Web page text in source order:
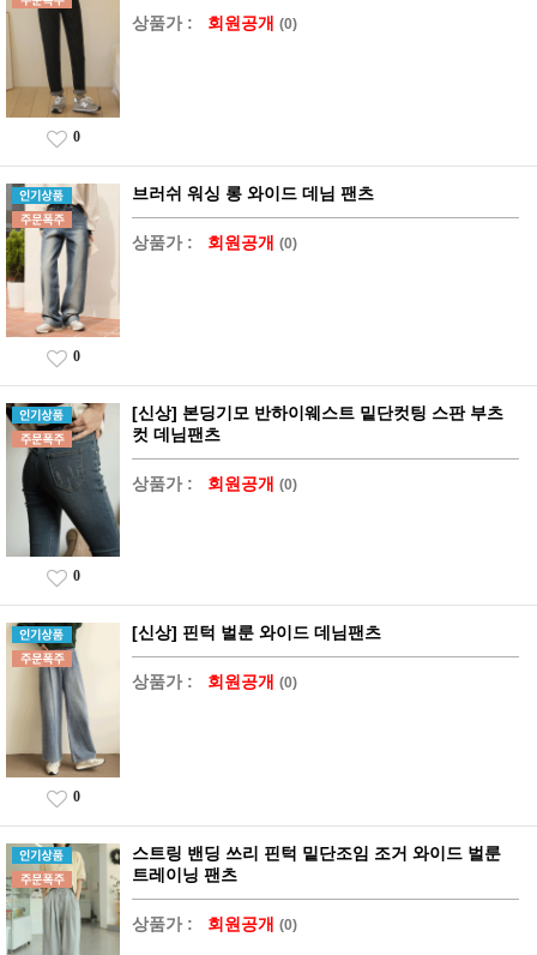
상품가 : 회원공개 (0)
0
브러쉬 워싱 롱 와이드 데님 팬츠
상품가 : 회원공개 (0)
0
[신상] 본딩기모 반하이웨스트 밑단컷팅 스판 부츠
컷 데님팬츠
상품가 : 회원공개 (0)
0
[신상] 핀턱 벌룬 와이드 데님팬츠
상품가 : 회원공개 (0)
0
스트링 밴딩 쓰리 핀턱 밑단조임 조거 와이드 벌룬
트레이닝 팬츠
상품가 : 회원공개 (0)